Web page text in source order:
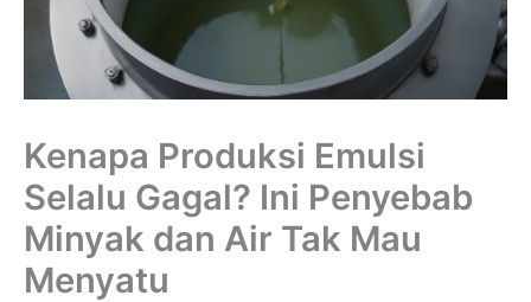
Kenapa Produksi Emulsi
Selalu Gagal? Ini Penyebab
Minyak dan Air Tak Mau
Menyatu